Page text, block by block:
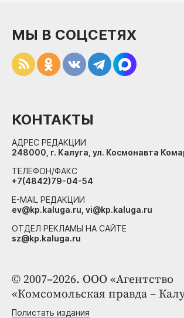
© 2007–2026. ООО «Агентство
«Комсомольская правда –
Полистать издания
МЫ В СОЦСЕТЯХ
КОНТАКТЫ
АДРЕС РЕДАКЦИИ
248000, г. Калуга, ул. Космонавта
ТЕЛЕФОН/ФАКС
+7(4842)79-04-54
E-MAIL РЕДАКЦИИ
ev@kp.kaluga.ru, vi@kp.kaluga.ru
ОТДЕЛ РЕКЛАМЫ НА САЙТЕ
sz@kp.kaluga.ru